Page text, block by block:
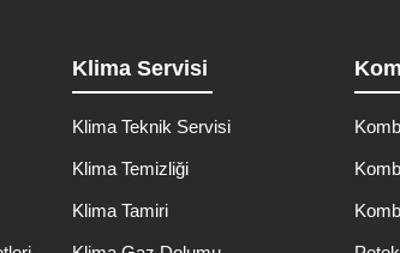
Klima Servisi
Klima Teknik Servisi
Klima Temizliği
Klima Tamiri